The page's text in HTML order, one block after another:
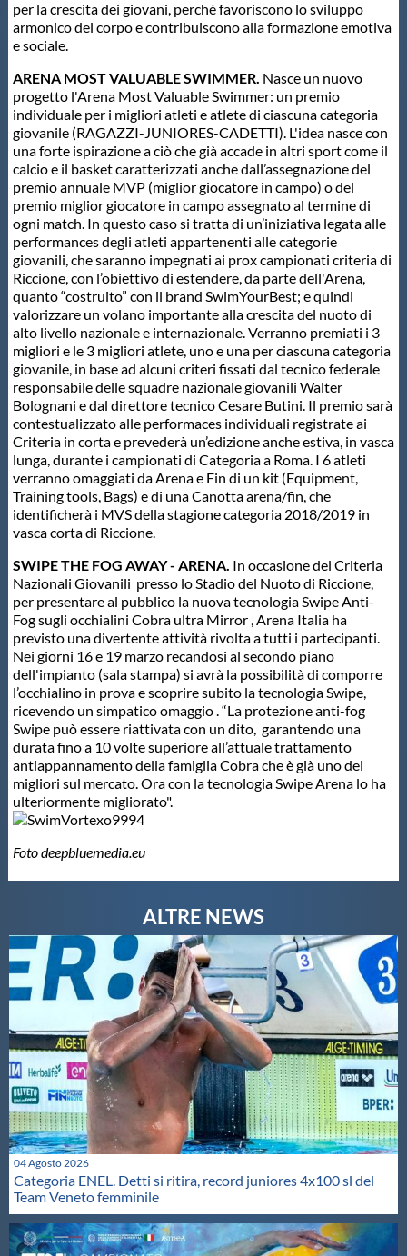
per la crescita dei giovani, perchè favoriscono lo sviluppo
armonico del corpo e contribuiscono alla formazione emotiva
e sociale.
ARENA MOST VALUABLE SWIMMER. Nasce un nuovo
progetto l'Arena Most Valuable Swimmer: un premio
individuale per i migliori atleti e atlete di ciascuna categoria
giovanile (RAGAZZI-JUNIORES-CADETTI). L'idea nasce con
una forte ispirazione a ciò che già accade in altri sport come il
calcio e il basket caratterizzati anche dall’assegnazione del
premio annuale MVP (miglior giocatore in campo) o del
premio miglior giocatore in campo assegnato al termine di
ogni match. In questo caso si tratta di un’iniziativa legata alle
performances degli atleti appartenenti alle categorie
giovanili, che saranno impegnati ai prox campionati criteria di
Riccione, con l’obiettivo di estendere, da parte dell'Arena,
quanto “costruito” con il brand SwimYourBest; e quindi
valorizzare un volano importante alla crescita del nuoto di
alto livello nazionale e internazionale. Verranno premiati i 3
migliori e le 3 migliori atlete, uno e una per ciascuna categoria
giovanile, in base ad alcuni criteri fissati dal tecnico federale
responsabile delle squadre nazionale giovanili Walter
Bolognani e dal direttore tecnico Cesare Butini. Il premio sarà
contestualizzato alle performaces individuali registrate ai
Criteria in corta e prevederà un’edizione anche estiva, in vasca
lunga, durante i campionati di Categoria a Roma. I 6 atleti
verranno omaggiati da Arena e Fin di un kit (Equipment,
Training tools, Bags) e di una Canotta arena/fin, che
identificherà i MVS della stagione categoria 2018/2019 in
vasca corta di Riccione.
SWIPE THE FOG AWAY - ARENA. In occasione del Criteria
Nazionali Giovanili presso lo Stadio del Nuoto di Riccione,
per presentare al pubblico la nuova tecnologia Swipe Anti-
Fog sugli occhialini Cobra ultra Mirror , Arena Italia ha
previsto una divertente attività rivolta a tutti i partecipanti.
Nei giorni 16 e 19 marzo recandosi al secondo piano
dell'impianto (sala stampa) si avrà la possibilità di comporre
l’occhialino in prova e scoprire subito la tecnologia Swipe,
ricevendo un simpatico omaggio . “La protezione anti-fog
Swipe può essere riattivata con un dito, garantendo una
durata fino a 10 volte superiore all’attuale trattamento
antiappannamento della famiglia Cobra che è già uno dei
migliori sul mercato. Ora con la tecnologia Swipe Arena lo ha
ulteriormente migliorato".
Foto deepbluemedia.eu
04 Agosto 2026
Categoria ENEL. Detti si ritira, record juniores 4x100 sl del
Team Veneto femminile